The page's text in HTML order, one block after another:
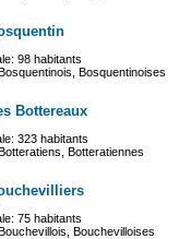
98 habitants
Bosquentinoises
Bottereaux
323 habitants
Botteratiennes
75 habitants
Bouchevilloises